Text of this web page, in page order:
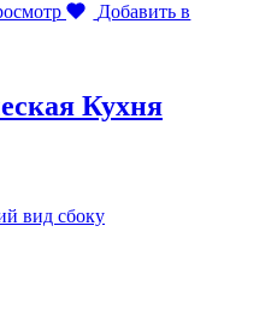
Добавить в
Кухня